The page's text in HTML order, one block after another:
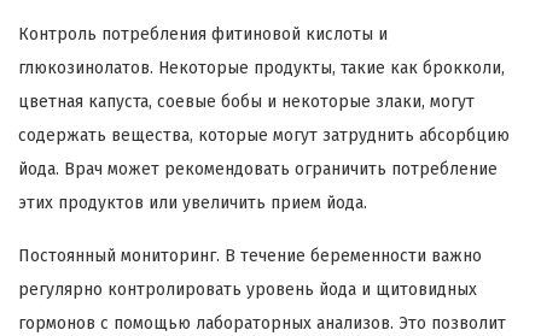
Контроль потребления фитиновой кислоты и
глюкозинолатов. Некоторые продукты, такие как брокколи,
цветная капуста, соевые бобы и некоторые злаки, могут
содержать вещества, которые могут затруднить абсорбцию
йода. Врач может рекомендовать ограничить потребление
этих продуктов или увеличить прием йода.
Постоянный мониторинг. В течение беременности важно
регулярно контролировать уровень йода и щитовидных
гормонов с помощью лабораторных анализов. Это позволит